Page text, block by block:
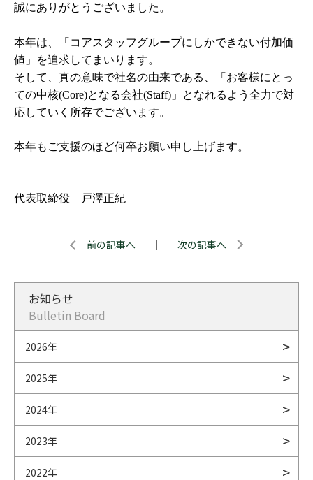
誠にありがとうございました。
本年は、「コアスタッフグループにしかできない付加価
値」を追求してまいります。
そして、真の意味で社名の由来である、「お客様にとっ
ての中核(Core)となる会社(Staff) 」となれるよう 全力で対
応していく所存でございます。
本年もご支援のほど何卒お願い申し上げます。
代表取締役 戸澤正紀
前の記事へ ｜ 次の記事へ
お知らせ
Bulletin Board
2026年
2025年
2024年
2023年
2022年